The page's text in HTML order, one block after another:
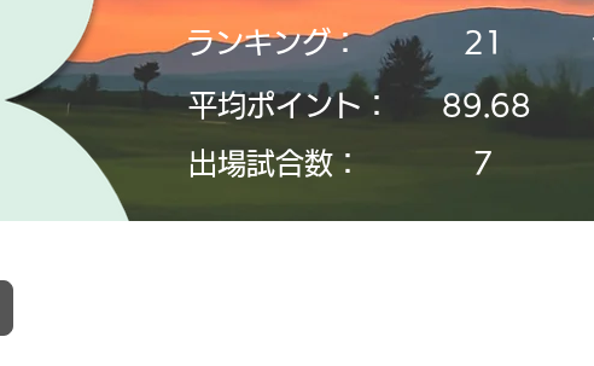
ランキング：
21
平均ポイント：
​出場試合数：
89.68
7